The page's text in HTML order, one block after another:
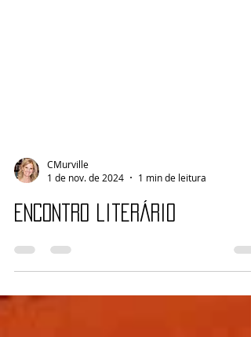
1 de nov. de 2024
1 min de leitura
Encontro literário